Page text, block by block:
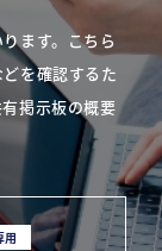
ます。こちら
を確認するた
掲示板の概要
用